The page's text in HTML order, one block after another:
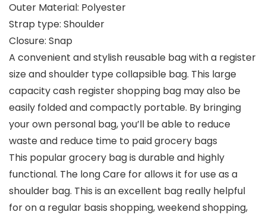
Outer Material: Polyester
Strap type: Shoulder
Closure: Snap
A convenient and stylish reusable bag with a register
size and shoulder type collapsible bag. This large
capacity cash register shopping bag may also be
easily folded and compactly portable. By bringing
your own personal bag, you’ll be able to reduce
waste and reduce time to paid grocery bags
This popular grocery bag is durable and highly
functional. The long Care for allows it for use as a
shoulder bag. This is an excellent bag really helpful
for on a regular basis shopping, weekend shopping,